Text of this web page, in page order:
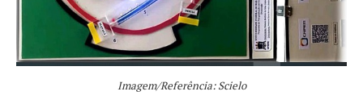
Imagem/Referência: Scielo